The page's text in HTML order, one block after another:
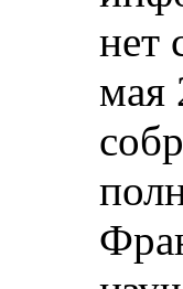
нет
мая